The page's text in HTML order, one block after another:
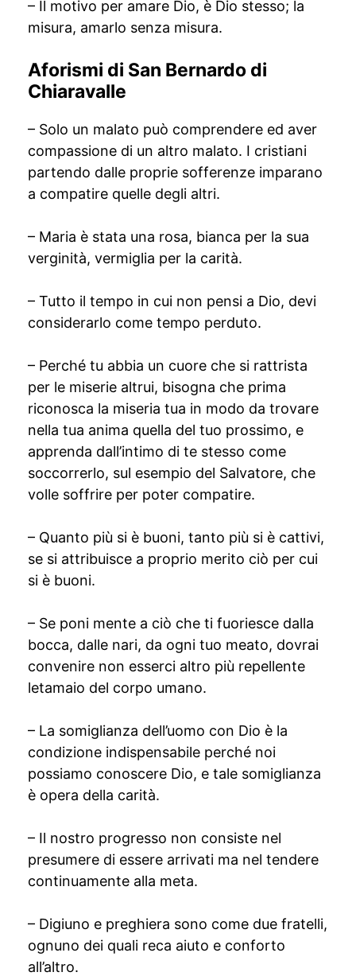
– Il motivo per amare Dio, è Dio stesso; la
misura, amarlo senza misura.
Aforismi di San Bernardo di
Chiaravalle
– Solo un malato può comprendere ed aver
compassione di un altro malato. I cristiani
partendo dalle proprie sofferenze imparano
a compatire quelle degli altri.
– Maria è stata una rosa, bianca per la sua
verginità, vermiglia per la carità.
– Tutto il tempo in cui non pensi a Dio, devi
considerarlo come tempo perduto.
– Perché tu abbia un cuore che si rattrista
per le miserie altrui, bisogna che prima
riconosca la miseria tua in modo da trovare
nella tua anima quella del tuo prossimo, e
apprenda dall’intimo di te stesso come
soccorrerlo, sul esempio del Salvatore, che
volle soffrire per poter compatire.
– Quanto più si è buoni, tanto più si è cattivi,
se si attribuisce a proprio merito ciò per cui
si è buoni.
– Se poni mente a ciò che ti fuoriesce dalla
bocca, dalle nari, da ogni tuo meato, dovrai
convenire non esserci altro più repellente
letamaio del corpo umano.
– La somiglianza dell’uomo con Dio è la
condizione indispensabile perché noi
possiamo conoscere Dio, e tale somiglianza
è opera della carità.
– Il nostro progresso non consiste nel
presumere di essere arrivati ma nel tendere
continuamente alla meta.
– Digiuno e preghiera sono come due fratelli,
ognuno dei quali reca aiuto e conforto
all’altro.